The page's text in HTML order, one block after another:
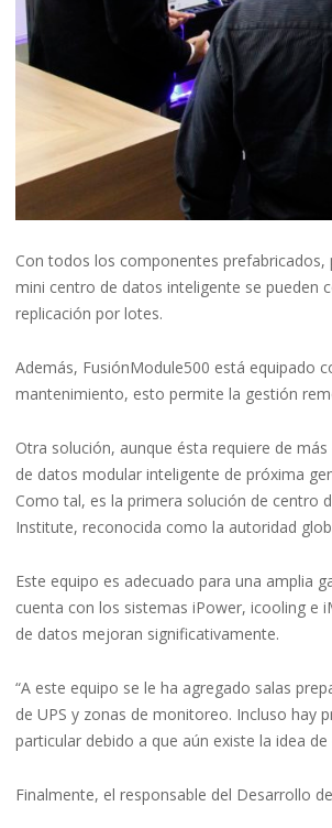
Con todos los componentes
mini centro de datos inteligente se pueden
replicación por lotes.
Además, FusiónModule500 está equipado
mantenimiento, esto permite la gestión
Otra solución, aunque ésta requiere de
de datos modular inteligente de próxima
Como tal, es la primera solución de centro
Institute, reconocida como la autoridad
Este equipo es adecuado para una amplia
cuenta con los sistemas iPower, icooling e
de datos mejoran significativamente.
“A este equipo se le ha agregado salas
de UPS y zonas de monitoreo. Incluso hay
particular debido a que aún existe la idea
Finalmente, el responsable del Desarrollo